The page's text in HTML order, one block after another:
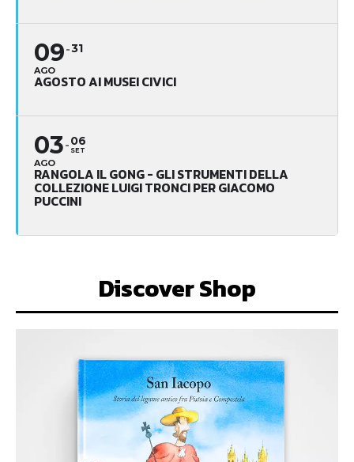
09
AGO
31
AGOSTO AI MUSEI CIVICI
03
AGO
06
SET
RANGOLA IL GONG - GLI STRUMENTI DELLA
COLLEZIONE LUIGI TRONCI PER GIACOMO
PUCCINI
Discover Shop